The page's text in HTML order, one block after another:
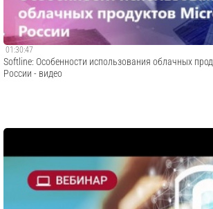
01:30:47
Softline: Особенности использования облачных
России - видео